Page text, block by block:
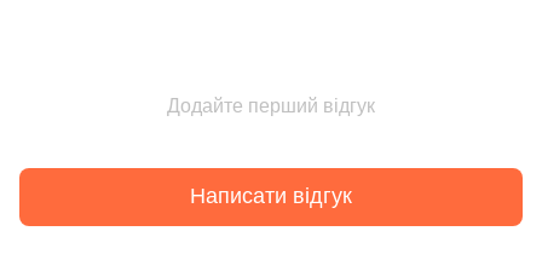
Додайте перший відгук
Написати відгук